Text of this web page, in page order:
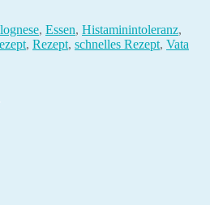
, Essen, Histaminintoleranz,
, Rezept, schnelles Rezept, Vata